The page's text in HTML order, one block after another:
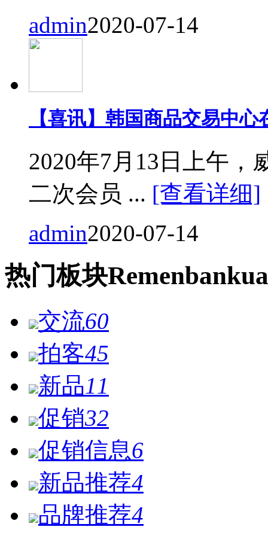
admin2020-07-14
【喜讯】韩国商品交易中
2020年7月13日上午，
二次会员 ... [查看详细]
admin2020-07-14
热门板块Remen
交流60
拍客45
新品11
促销32
促销信息6
新品推荐4
品牌推荐4